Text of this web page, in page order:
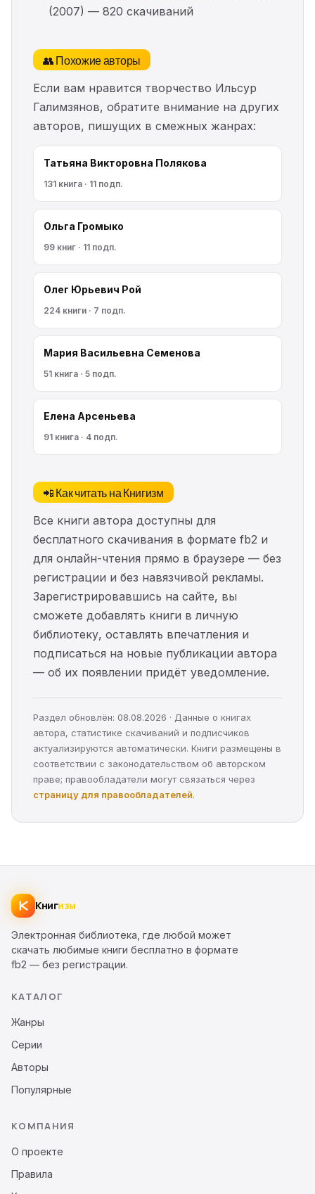
(2007) — 820 скачиваний
👥 Похожие авторы
Если вам нравится творчество Ильсур
Галимзянов, обратите внимание на других
авторов, пишущих в смежных жанрах:
Татьяна Викторовна Полякова
131 книга · 11 подп.
Ольга Громыко
99 книг · 11 подп.
Олег Юрьевич Рой
224 книги · 7 подп.
Мария Васильевна Семенова
51 книга · 5 подп.
Елена Арсеньева
91 книга · 4 подп.
📲 Как читать на Книгизм
Все книги автора доступны для
бесплатного скачивания в формате fb2 и
для онлайн-чтения прямо в браузере — без
регистрации и без навязчивой рекламы.
Зарегистрировавшись на сайте, вы
сможете добавлять книги в личную
библиотеку, оставлять впечатления и
подписаться на новые публикации автора
— об их появлении придёт уведомление.
Раздел обновлён: 08.08.2026 · Данные о книгах
автора, статистике скачиваний и подписчиков
актуализируются автоматически. Книги размещены в
соответствии с законодательством об авторском
праве; правообладатели могут связаться через
страницу для правообладателей.
Книгизм
Электронная библиотека, где любой может
скачать любимые книги бесплатно в формате
fb2 — без регистрации.
КАТАЛОГ
Жанры
Серии
Авторы
Популярные
КОМПАНИЯ
О проекте
Правила